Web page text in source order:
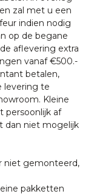
zal met u een
indien nodig
op de begane
aflevering extra
vanaf €500.-
betalen,
levering te
Kleine
persoonlijk af
dan niet mogelijk
niet gemonteerd,
pakketten